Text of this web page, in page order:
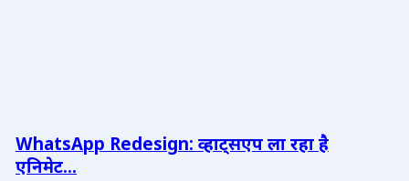
WhatsApp Redesign: व्हाट्सएप ला रहा है
एनिमेट...